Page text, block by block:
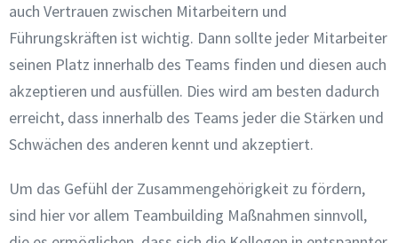
auch Vertrauen zwischen Mitarbeitern und
Führungskräften ist wichtig. Dann sollte jeder Mitarbeiter
seinen Platz innerhalb des Teams finden und diesen auch
akzeptieren und ausfüllen. Dies wird am besten dadurch
erreicht, dass innerhalb des Teams jeder die Stärken und
Schwächen des anderen kennt und akzeptiert.
Um das Gefühl der Zusammengehörigkeit zu fördern,
sind hier vor allem Teambuilding Maßnahmen sinnvoll,